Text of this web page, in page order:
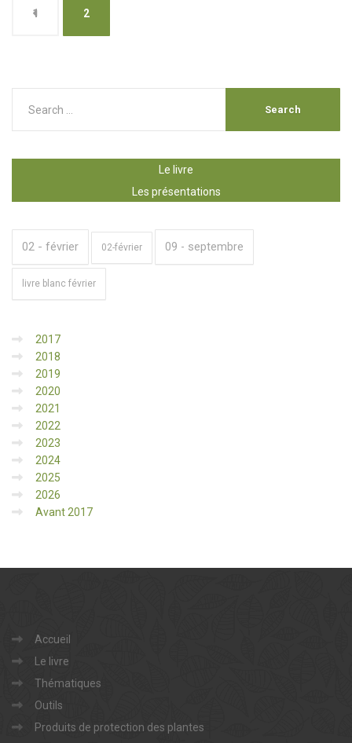
1 2
Le livre
Les présentations
02 - février 02-février 09 - septembre
livre blanc février
2017
2018
2019
2020
2021
2022
2023
2024
2025
2026
Avant 2017
Accueil
Le livre
Thématiques
Outils
Produits de protection des plantes